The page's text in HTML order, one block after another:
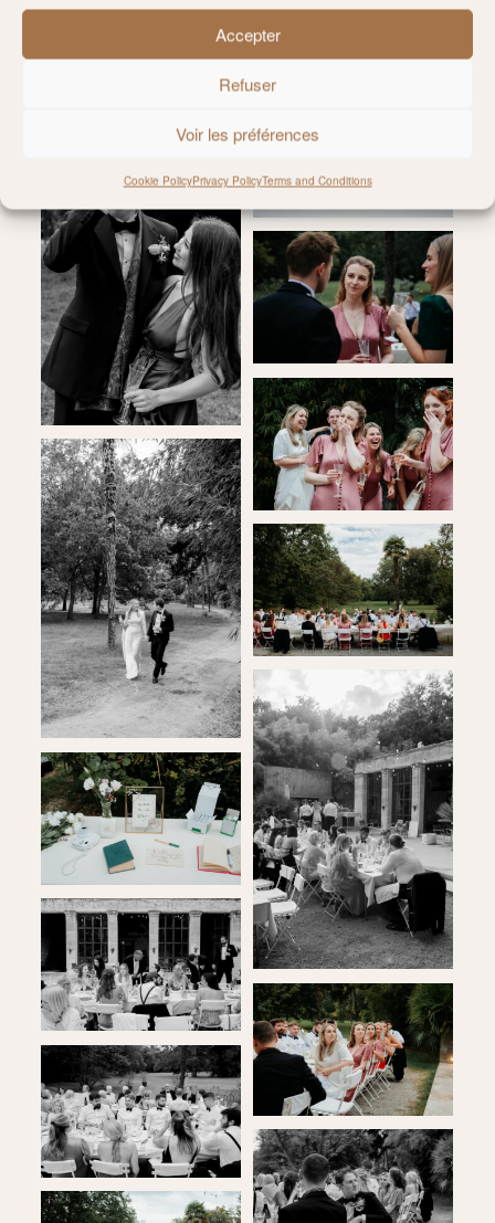
Accepter
Refuser
Voir les préférences
Cookie PolicyPrivacy PolicyTerms and Conditions